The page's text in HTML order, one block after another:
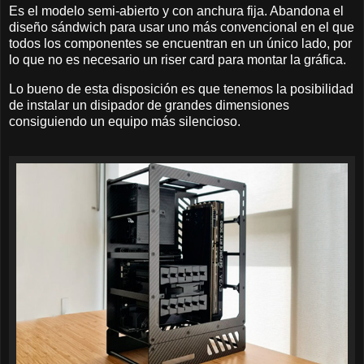
Es el modelo semi-abierto y con anchura fija. Abandona el
diseño sándwich para usar uno más convencional en el que
todos los componentes se encuentran en un único lado, por
lo que no es necesario un riser card para montar la gráfica.
Lo bueno de esta disposición es que tenemos la posibilidad
de instalar un disipador de grandes dimensiones
consiguiendo un equipo más silencioso.